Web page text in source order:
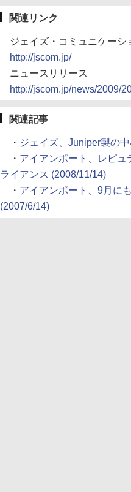
関連リンク
ジェイズ・コミュニケーシ
http://jscom.jp/
ニュースリリース
http://jscom.jp/news/2009/
関連記事
・ ジェイズ、Juniper製の
・ アイアンポート、レピ
ライアンス (2008/11/14)
・ アイアンポート、9月に
(2007/6/14)